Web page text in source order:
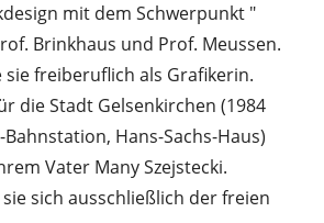
mit dem Schwerpunkt "
Brinkhaus und Prof. Meussen.
freiberuflich als Grafikerin.
die Stadt Gelsenkirchen (1984
Hans-Sachs-Haus)
Vater Many Szejstecki.
sich ausschließlich der freien